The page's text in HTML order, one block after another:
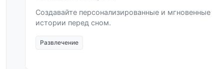
Создавайте персонализированные и мгновенные
истории перед сном.
Развлечение